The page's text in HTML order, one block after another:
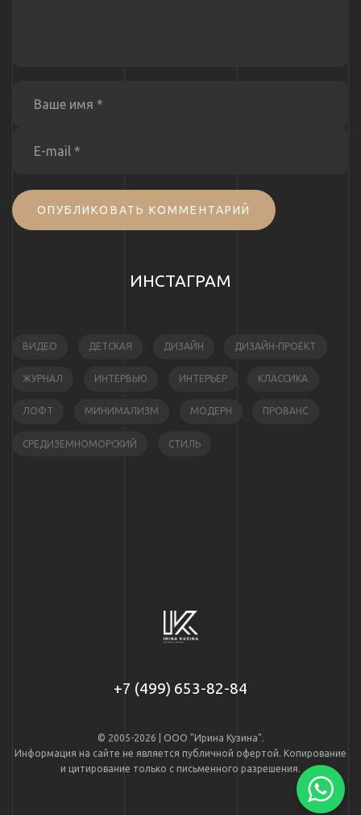
ОПУБЛИКОВАТЬ КОММЕНТАРИЙ
ИНСТАГРАМ
ВИДЕО ДЕТСКАЯ ДИЗАЙН ДИЗАЙН-ПРОЕКТ
ЖУРНАЛ ИНТЕРВЬЮ ИНТЕРЬЕР КЛАССИКА
ЛОФТ МИНИМАЛИЗМ МОДЕРН ПРОВАНС
СРЕДИЗЕМНОМОРСКИЙ СТИЛЬ
+7 (499) 653-82-84
© 2005-2026 | ООО "Ирина Кузина".
Информация на сайте не является публичной офертой. Копирование
и цитирование только с письменного разрешения.